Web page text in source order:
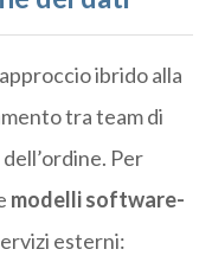
ibrido alla
tra team di
Per
modelli software-
esterni: